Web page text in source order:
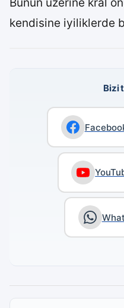
kendisine iyiliklerde
Bizi